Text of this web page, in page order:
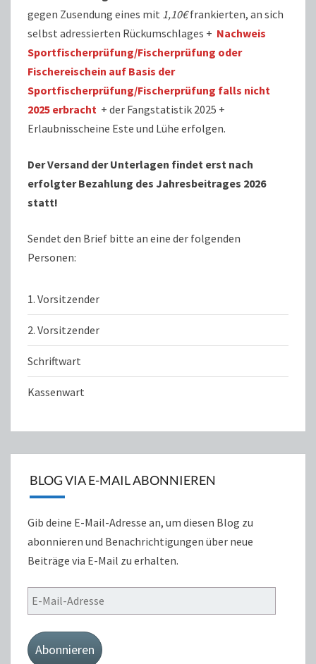
gegen Zusendung eines mit 1,10€frankierten, an sich
selbst adressierten Rückumschlages + Nachweis
Sportfischerprüfung/Fischerprüfung oder
Fischereischein auf Basis der
Sportfischerprüfung/Fischerprüfung falls nicht
2025 erbracht + der Fangstatistik 2025 +
Erlaubnisscheine Este und Lühe erfolgen.
Der Versand der Unterlagen findet erst nach
erfolgter Bezahlung des Jahresbeitrages 2026
statt!
Sendet den Brief bitte an eine der folgenden
Personen:
1. Vorsitzender
2. Vorsitzender
Schriftwart
Kassenwart
BLOG VIA E-MAIL ABONNIEREN
Gib deine E-Mail-Adresse an, um diesen Blog zu
abonnieren und Benachrichtigungen über neue
Beiträge via E-Mail zu erhalten.
E-
Mail-
Adresse
Abonnieren